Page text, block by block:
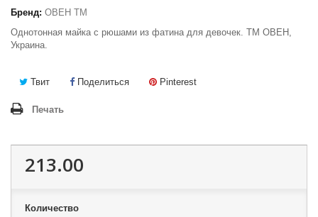
Бренд: ОВЕН ТМ
Однотонная майка с рюшами из фатина для девочек. ТМ ОВЕН,
Украина.
Твит Поделиться Pinterest
Печать
213.00
Количество